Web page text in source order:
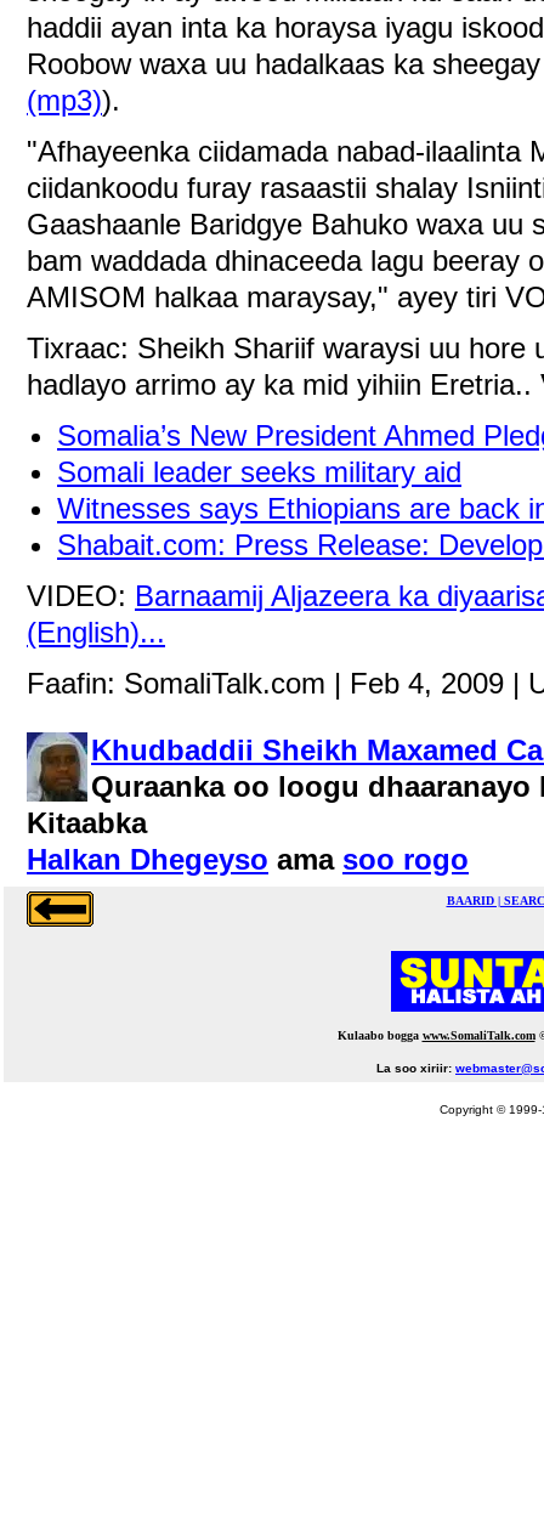
haddii ayan inta ka horaysa iyagu
Roobow waxa uu hadalkaas ka
(mp3)).
"Afhayeenka ciidamada nabad-ilaalinta
ciidankoodu furay rasaastii shalay
Gaashaanle Baridgye Bahuko waxa uu
bam waddada dhinaceeda lagu beeray
AMISOM halkaa maraysay," ayey tiri
Tixraac: Sheikh Shariif waraysi uu hore
hadlayo arrimo ay ka mid yihiin Eretria..
Somalia’s New President Ahmed
Somali leader seeks military aid
Witnesses says Ethiopians are back
Shabait.com: Press Release:
VIDEO: Barnaamij Aljazeera ka
(English)...
Faafin: SomaliTalk.com | Feb 4, 2009 |
Khudbaddii Sheikh Maxamed
Quraanka oo loogu dhaaranayo
Kitaabka
Halkan Dhegeyso ama soo rogo
BAARID |
Kulaabo bogga www.SomaliTalk.com
La soo xiriir:
Copyright © 1999-